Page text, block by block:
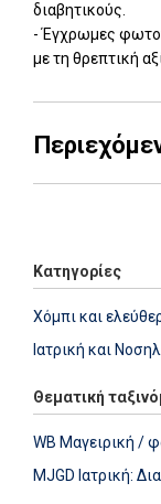
διαβητικούς.
- Έγχρωμες
με τη θρεπτική
Κατηγορίες
Χόμπι και
Ιατρική και
Θεματική
WB Μαγειρική /
MJGD Ιατρική: